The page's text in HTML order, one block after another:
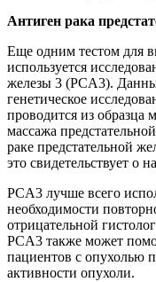
Антиген рака
Еще одним тестом для
используется
железы 3 (PCA3).
генетическое
проводится из образца
массажа
раке предстательной
это свидетельствует о
PCA3 лучше всего
необходимости
отрицательной
PCA3 также может
пациентов с опухолью
активности опухоли.